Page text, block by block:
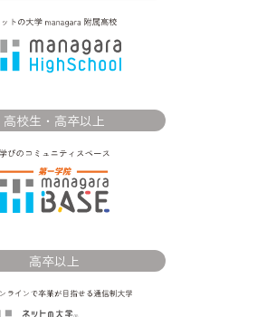
高校生・高卒以上
高卒以上